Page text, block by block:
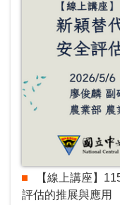
【線上講座】
評估的推展與應用